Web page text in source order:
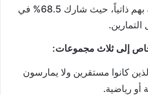
التمارين الخاصة بهم ذاتياً، حيث شارك 68.5% في
إلى ثلاث مجموعات:
كانوا مستقرين ولا يمارسون
أو رياضية.